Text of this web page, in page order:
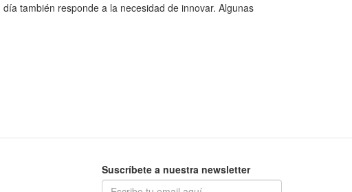
también responde a la necesidad de innovar. Algunas
Suscríbete a nuestra newsletter